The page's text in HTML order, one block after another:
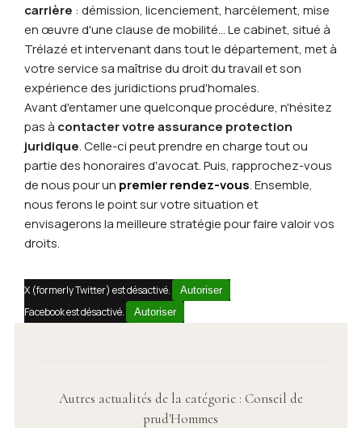
carrière : démission, licenciement, harcèlement, mise
en œuvre d'une clause de mobilité... Le cabinet, situé à
Trélazé et intervenant dans tout le département, met à
votre service sa maîtrise du droit du travail et son
expérience des juridictions prud'homales.
Avant d'entamer une quelconque procédure, n'hésitez
pas à contacter votre assurance protection
juridique. Celle-ci peut prendre en charge tout ou
partie des honoraires d'avocat. Puis, rapprochez-vous
de nous pour un premier rendez-vous. Ensemble,
nous ferons le point sur votre situation et
envisagerons la meilleure stratégie pour faire valoir vos
droits.
X (formerly Twitter) est désactivé. Autoriser
Facebook est désactivé. Autoriser
Autres actualités de la catégorie : Conseil de
prud'Hommes